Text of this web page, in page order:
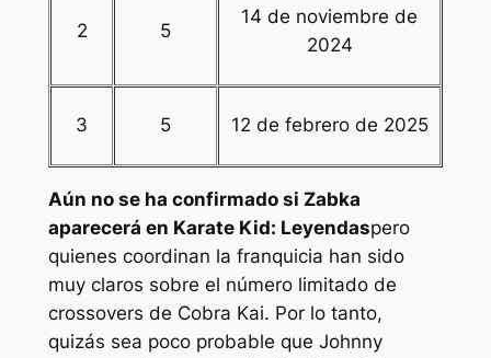
2 5
14 de noviembre de
2024
3 5 12 de febrero de 2025
Aún no se ha confirmado si Zabka
aparecerá en Karate Kid: Leyendaspero
quienes coordinan la franquicia han sido
muy claros sobre el número limitado de
crossovers de Cobra Kai. Por lo tanto,
quizás sea poco probable que Johnny